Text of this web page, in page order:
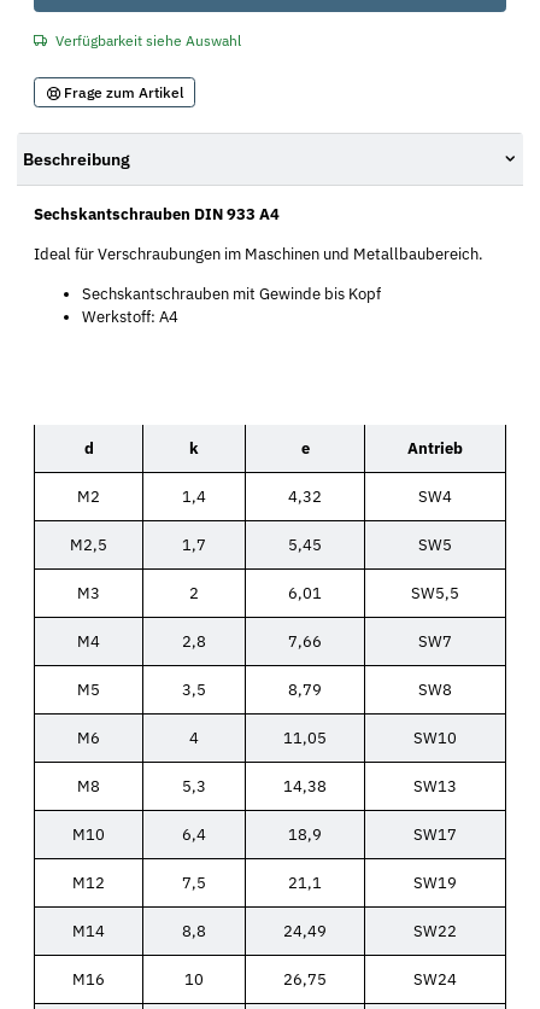
Verfügbarkeit siehe Auswahl
Frage zum Artikel
Beschreibung
Sechskantschrauben DIN 933 A4
Ideal für Verschraubungen im Maschinen und Metallbaubereich.
Sechskantschrauben mit Gewinde bis Kopf
Werkstoff: A4
d k e Antrieb
M2 1,4 4,32 SW4
M2,5 1,7 5,45 SW5
M3 2 6,01 SW5,5
M4 2,8 7,66 SW7
M5 3,5 8,79 SW8
M6 4 11,05 SW10
M8 5,3 14,38 SW13
M10 6,4 18,9 SW17
M12 7,5 21,1 SW19
M14 8,8 24,49 SW22
M16 10 26,75 SW24